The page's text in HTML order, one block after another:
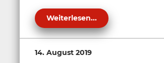
Weiterlesen...
14. August 2019